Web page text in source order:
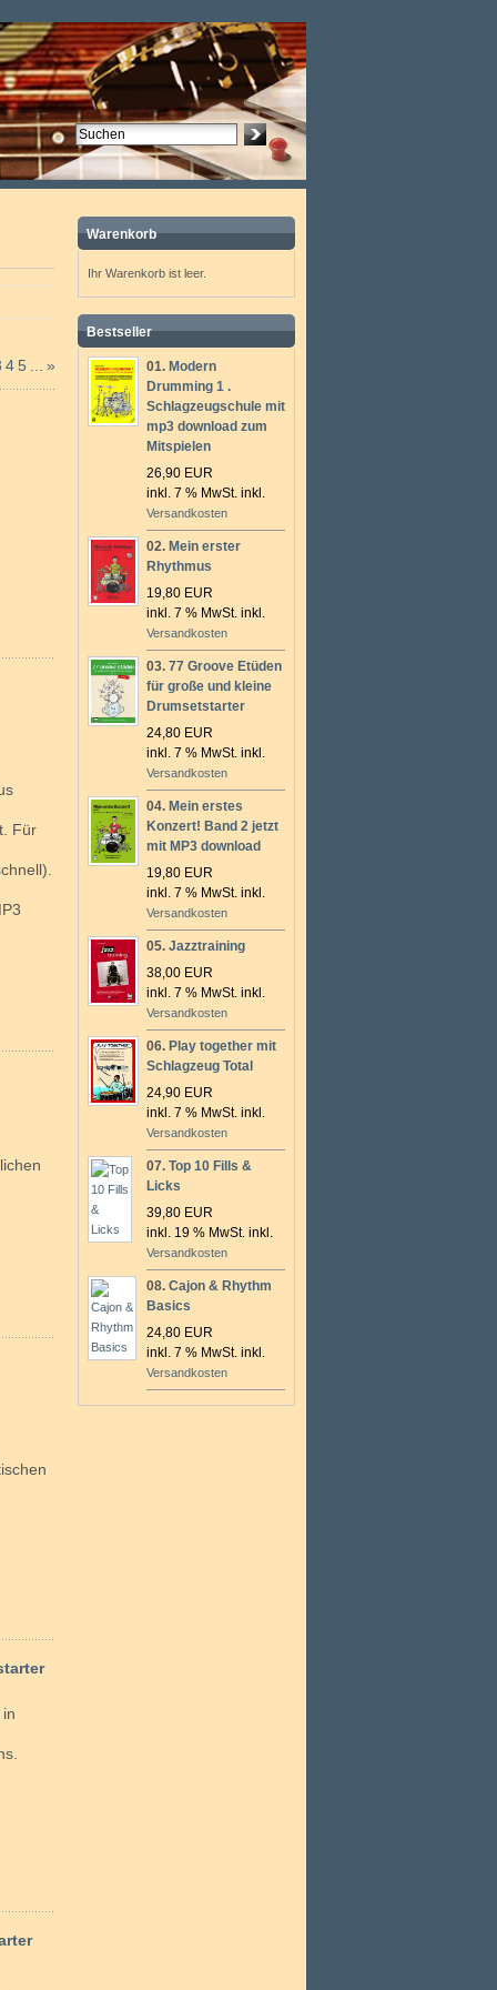
4 5 »
Für
Warenkorb
Ihr Warenkorb ist leer.
Bestseller
01. Modern
Drumming 1 .
Schlagzeugschule mit
mp3 download zum
Mitspielen
26,90 EUR
inkl. 7 % MwSt. inkl.
Versandkosten
02. Mein erster
Rhythmus
19,80 EUR
inkl. 7 % MwSt. inkl.
Versandkosten
03. 77 Groove Etüden
für große und kleine
Drumsetstarter
24,80 EUR
inkl. 7 % MwSt. inkl.
Versandkosten
04. Mein erstes
Konzert! Band 2 jetzt
mit MP3 download
19,80 EUR
inkl. 7 % MwSt. inkl.
Versandkosten
05. Jazztraining
38,00 EUR
inkl. 7 % MwSt. inkl.
Versandkosten
06. Play together mit
Schlagzeug Total
24,90 EUR
inkl. 7 % MwSt. inkl.
Versandkosten
07. Top 10 Fills &
Licks
39,80 EUR
inkl. 19 % MwSt. inkl.
Versandkosten
08. Cajon & Rhythm
Basics
24,80 EUR
inkl. 7 % MwSt. inkl.
Versandkosten